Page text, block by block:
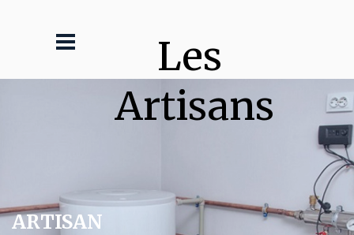
Les
Artisans
ARTISAN